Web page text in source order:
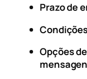
Prazo de
Opções